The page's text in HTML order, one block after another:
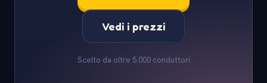
Vedi i prezzi
Scelto da oltre 5.000 conduttori